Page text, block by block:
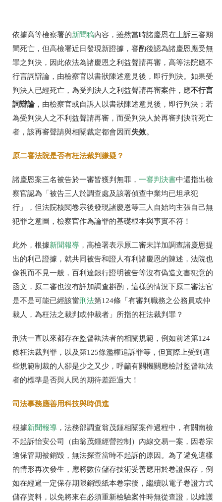
依據高等檢察署的新聞稿內容，雖然當時諸慶恩在上訴三審期
間死亡，但高檢署近日發現新證據，審酌後認為諸慶恩應受無
罪之判決，因此依法為諸慶恩之利益聲請再審，高等法院應不
行言詞辯論，由檢察官以書狀陳述意見後，即行判決。 如果受
判決人已經死亡，為受判決人之利益聲請再審案件，應不行言
詞辯論，由檢察官或自訴人以書狀陳述意見後，即行判決；若
為受判決人之不利益聲請再審，而受判決人於再審判決前死亡
者，該再審聲請與相關裁定都會因而失效。
原二審法院是否有枉法裁判嫌疑？
諸慶恩案三名被告於一審皆獲判無罪， 一審判決書中還指出檢
察官認為「被告三人於調查處及該署偵查中業均已坦承犯
行」，但法院核閱卷宗後發現諸慶恩等三人自始均主張自己無
犯罪之意圖，檢察官作為論罪的基礎根本與事實不符！
此外，根據新聞報導 ，高檢署表示原二審未詳加調查諸慶恩提
出的利己證據，就共同被告和證人有利諸慶恩的陳述，法院也
像視而不見一般，百利達銀行證明被告等沒有偽造文書犯意的
函文，原二審也沒有詳加調查斟酌，這樣的情況下原二審法官
是不是可能已經該當刑法第124條「有審判職務之公務員或仲
裁人，為枉法之裁判或仲裁者」所指的枉法裁判罪？
刑法一直以來都存在監督執法者的相關規範，例如前述第124
條枉法裁判罪，以及第125條濫權追訴罪等，但實際上受到這
些規範制裁的人卻是少之又少，呼籲有關機關應檢討監督執法
者的標準是否與人民的期待差距過大！
司法事務應善用科技與時俱進
根據新聞報導 ，法務部調查翁茂鍾相關案件過程中，有關南檢
不起訴怡安公司（由翁茂鍾經營控制）內線交易一案，因卷宗
逾保管期被銷毀，無法探查當時不起訴的原因。為了避免這樣
的情形再次發生，應將數位儲存技術妥善應用於卷證保存，例
如在經過一定保存期限銷毀紙本卷宗後，繼續以電子卷證方式
儲存資料，以免將來在必須重新檢驗案件時無從查證，以維護